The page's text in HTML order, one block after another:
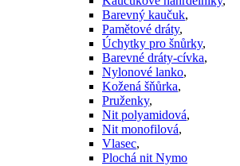
Barevný kaučuk,
Pamětové dráty,
Úchytky pro šnůrky,
Barevné dráty-cívka,
Nylonové lanko,
Kožená šňůrka,
Pruženky,
Nit polyamidová,
Nit monofilová,
Vlasec,
Plochá nit Nymo